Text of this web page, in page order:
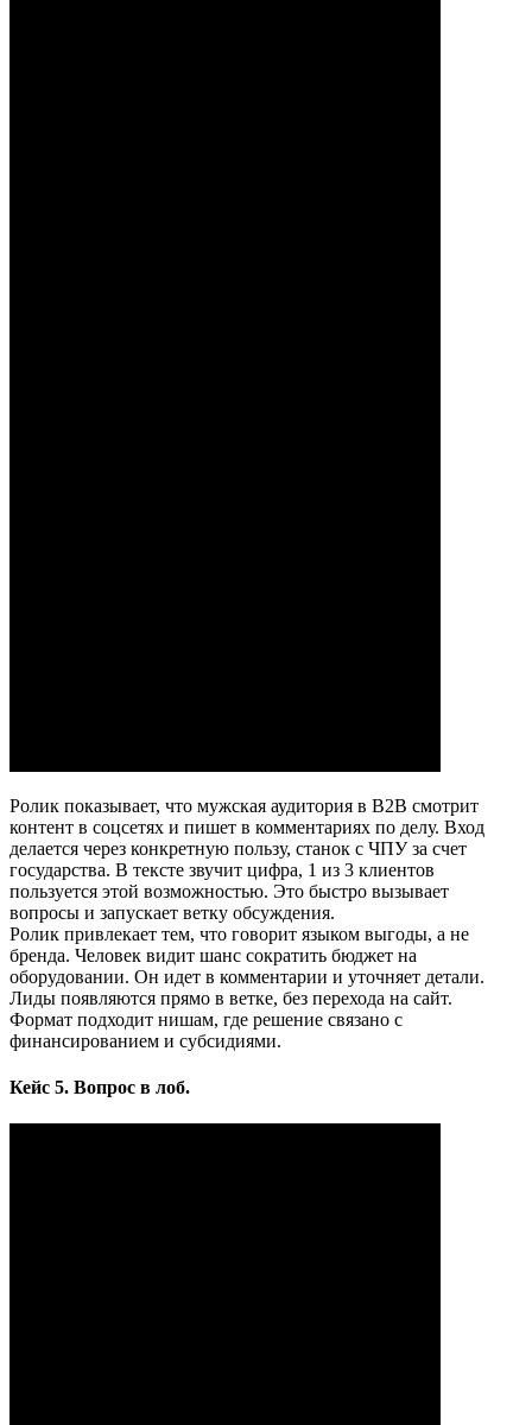
Ролик показывает, что мужская аудитория в B2B смотрит
контент в соцсетях и пишет в комментариях по делу. Вход
делается через конкретную пользу, станок с ЧПУ за счет
государства. В тексте звучит цифра, 1 из 3 клиентов
пользуется этой возможностью. Это быстро вызывает
вопросы и запускает ветку обсуждения.
Ролик привлекает тем, что говорит языком выгоды, а не
бренда. Человек видит шанс сократить бюджет на
оборудовании. Он идет в комментарии и уточняет детали.
Лиды появляются прямо в ветке, без перехода на сайт.
Формат подходит нишам, где решение связано с
финансированием и субсидиями.
Кейс 5. Вопрос в лоб.